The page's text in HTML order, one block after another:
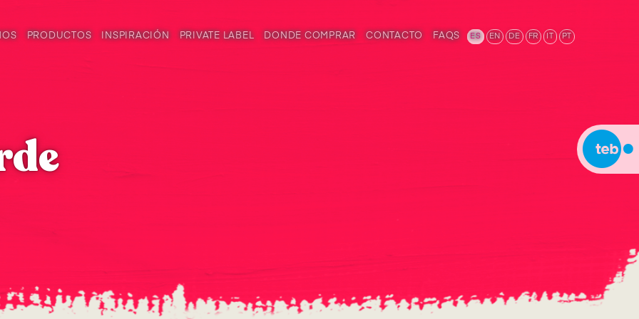
PRODUCTOS INSPIRACIÓN PRIVATE LABEL DONDE COMPRAR CONTACTO FAQS ES EN DE FR IT PT